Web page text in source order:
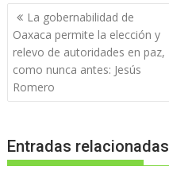
Navegación
de
entradas
La gobernabilidad de
Oaxaca permite la elección y
relevo de autoridades en paz,
como nunca antes: Jesús
Romero
Entradas relacionadas